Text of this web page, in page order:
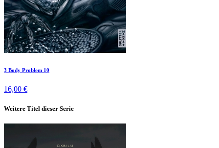
3 Body Problem 10
16,00 €
Weitere Titel dieser Serie